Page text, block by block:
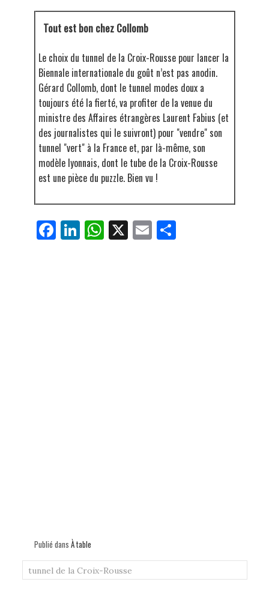
Tout est bon chez Collomb
Le choix du tunnel de la Croix-Rousse pour lancer la
Biennale internationale du goût n’est pas anodin.
Gérard Collomb, dont le tunnel modes doux a
toujours été la fierté, va profiter de la venue du
ministre des Affaires étrangères Laurent Fabius (et
des journalistes qui le suivront) pour "vendre" son
tunnel "vert" à la France et, par là-même, son
modèle lyonnais, dont le tube de la Croix-Rousse
est une pièce du puzzle. Bien vu !
Fa
ce
Li
nk
W
ha
X E
m
Pa
Publié dans À table
tunnel de la Croix-Rousse